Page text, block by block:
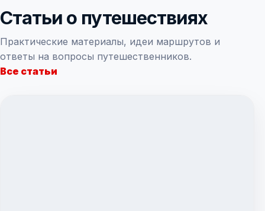
Статьи о путешествиях
Практические материалы, идеи маршрутов и
ответы на вопросы путешественников.
Все статьи